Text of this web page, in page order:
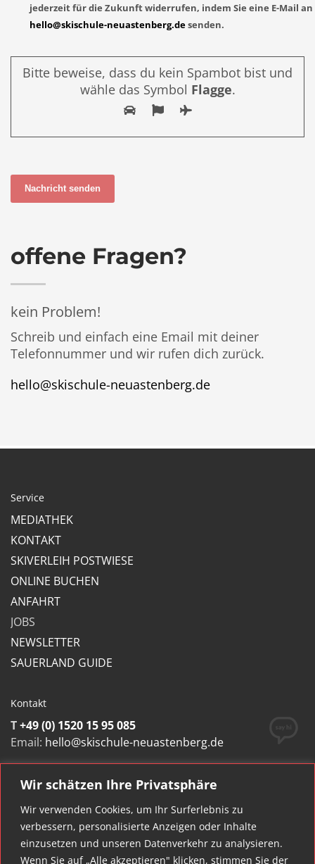
Wir schätzen Ihre Privatsphäre
Wir verwenden Cookies, um Ihr Surferlebnis zu
verbessern, personalisierte Anzeigen oder Inhalte
einzusetzen und unseren Datenverkehr zu analysieren.
Wenn Sie auf „Alle akzeptieren" klicken, stimmen Sie der
jederzeit für die Zukunft widerrufen, indem Sie eine E-Mail an
hello@skischule-neuastenberg.desenden.
Bitte beweise, dass du kein Spambot bist und
wähle das Symbol Flagge.
Nachricht senden
offene Fragen?
kein Problem!
Schreib und einfach eine Email mit deiner
Telefonnummer und wir rufen dich zurück.
hello@skischule-neuastenberg.de
Service
MEDIATHEK
KONTAKT
SKIVERLEIH POSTWIESE
ONLINE BUCHEN
ANFAHRT
JOBS
NEWSLETTER
SAUERLAND GUIDE
Kontakt
T+49 (0) 1520 15 95 085
Email: hello@skischule-neuastenberg.de
Flaschen Sport UG (hb) & Co. KG
Neuastenberger Str. 51
59955 Winterberg, Germany
Google Maps